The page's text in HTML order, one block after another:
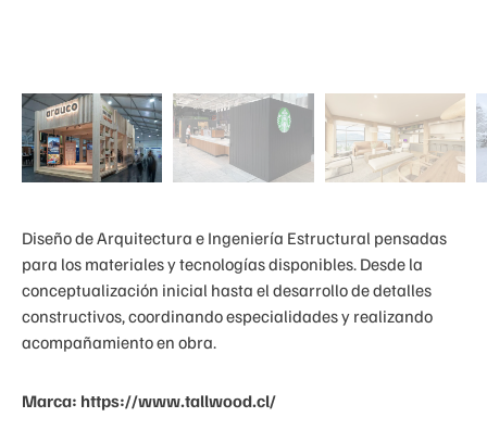
Diseño de Arquitectura e Ingeniería Estructural pensadas
para los materiales y tecnologías disponibles. Desde la
conceptualización inicial hasta el desarrollo de detalles
constructivos, coordinando especialidades y realizando
acompañamiento en obra.
Marca: https://www.tallwood.cl/